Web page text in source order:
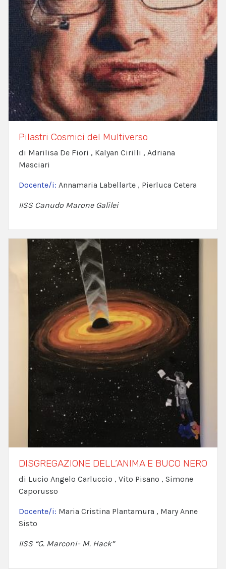
Pilastri Cosmici del Multiverso
di Marilisa De Fiori , Kalyan Cirilli , Adriana
Masciari
Docente/i: Annamaria Labellarte , Pierluca Cetera
IISS Canudo Marone Galilei
DISGREGAZIONE DELL’ANIMA E BUCO NERO
di Lucio Angelo Carluccio , Vito Pisano , Simone
Caporusso
Docente/i: Maria Cristina Plantamura , Mary Anne
Sisto
IISS “G. Marconi- M. Hack”